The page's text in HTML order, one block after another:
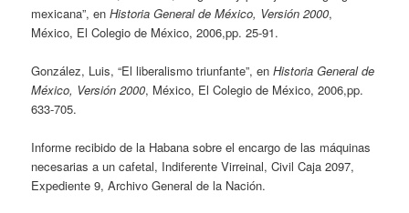
mexicana”, enHistoria General de México, Versión 2000,
México, El Colegio de México, 2006,pp. 25-91.
González, Luis, “El liberalismo triunfante”, enHistoria General de
México, Versión 2000, México, El Colegio de México, 2006,pp.
633-705.
Informe recibido de la Habana sobre el encargo de las máquinas
necesarias a un cafetal, Indiferente Virreinal, Civil Caja 2097,
Expediente 9, Archivo General de la Nación.